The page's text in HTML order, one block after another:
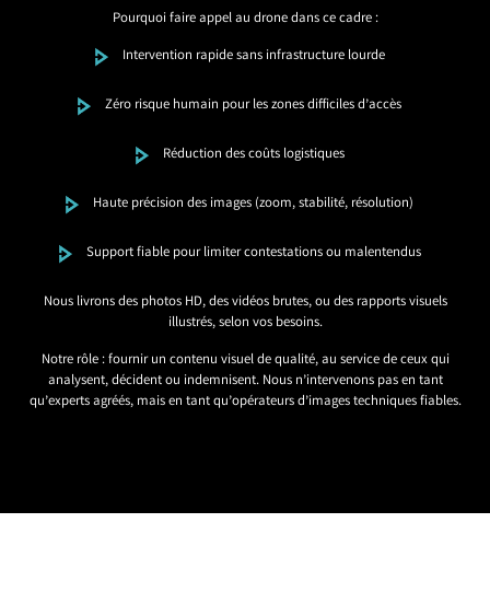
Pourquoi faire appel au drone dans ce cadre :
Intervention rapide sans infrastructure lourde
Zéro risque humain pour les zones difficiles d’accès
Réduction des coûts logistiques
Haute précision des images (zoom, stabilité, résolution)
Support fiable pour limiter contestations ou malentendus
Nous livrons des photos HD, des vidéos brutes, ou des rapports visuels
illustrés, selon vos besoins.
Notre rôle : fournir un contenu visuel de qualité, au service de ceux qui
analysent, décident ou indemnisent. Nous n’intervenons pas en tant
qu’experts agréés, mais en tant qu’opérateurs d’images techniques fiables.